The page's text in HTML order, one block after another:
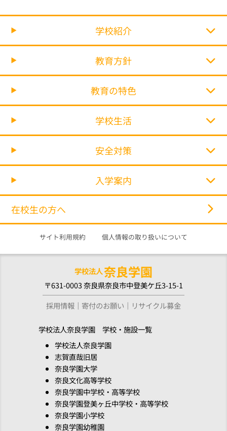
学校紹介
教育方針
教育の特色
学校生活
安全対策
入学案内
在校生の方へ
サイト利用規約 個人情報の取り扱いについて
学校法人奈良学園
〒631-0003 奈良県奈良市中登美ケ丘3-15-1
採用情報
寄付のお願い リサイクル募金
学校法人奈良学園 学校・施設一覧
学校法人奈良学園
志賀直哉旧居
奈良学園大学
奈良文化高等学校
奈良学園中学校・高等学校
奈良学園登美ヶ丘中学校・高等学校
奈良学園小学校
奈良学園幼稚園